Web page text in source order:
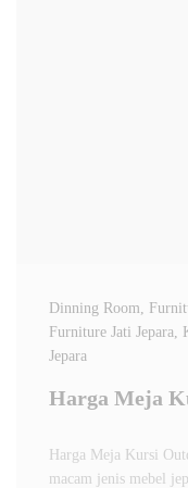
Dinning Room,
Furniture Jati Jepara,
Jepara
Harga Meja
Harga Meja Kursi
macam jenis mebel